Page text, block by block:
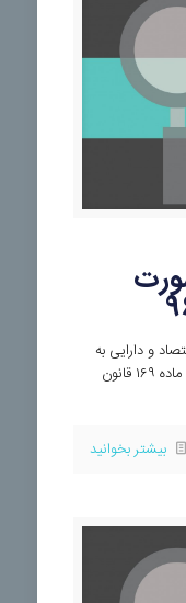
و دارایی به
استناد تبصره ۳ ماده ۱۰ آیین نامه تبصره ۳ ماده ۱۶۹ قانون
بیشتر بخوانید